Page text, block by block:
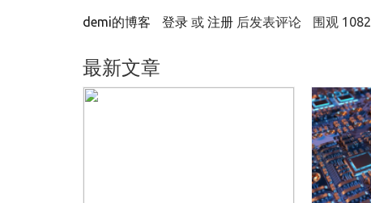
demi的博客 登录 或 注册 后发表评论 围观 1082
最新文章